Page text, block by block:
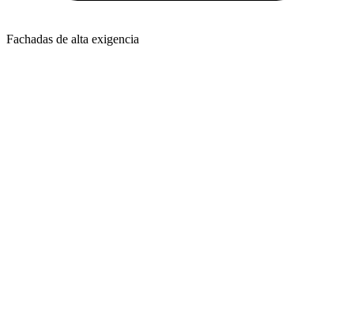
Fachadas de alta exigencia